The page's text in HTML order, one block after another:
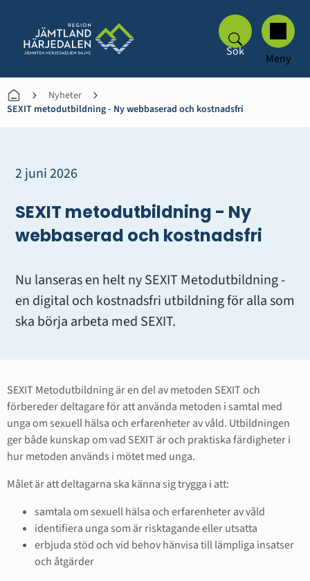
Sök Meny
Nyheter
SEXIT metodutbildning - Ny webbaserad och kostnadsfri
SEXIT metodutbildning - Ny
webbaserad och kostnadsfri
2 juni 2026
Nu lanseras en helt ny SEXIT Metodutbildning -
en digital och kostnadsfri utbildning för alla som
ska börja arbeta med SEXIT.
SEXIT Metodutbildning är en del av metoden SEXIT och
förbereder deltagare för att använda metoden i samtal med
unga om sexuell hälsa och erfarenheter av våld. Utbildningen
ger både kunskap om vad SEXIT är och praktiska färdigheter i
hur metoden används i mötet med unga.
Målet är att deltagarna ska känna sig trygga i att:
samtala om sexuell hälsa och erfarenheter av våld
identifiera unga som är risktagande eller utsatta
erbjuda stöd och vid behov hänvisa till lämpliga insatser
och åtgärder